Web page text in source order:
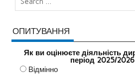
ОПИТУВАННЯ
Як ви оцінюєте діяльність
період 2025/
Відмінно